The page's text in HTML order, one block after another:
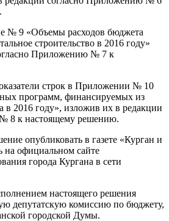
№ 9 «Объемы расходов бюджета
строительство в 2016 году»
Приложению № 7 к
строк в Приложении № 10
программ, финансируемых из
в 2016 году», изложив их в редакции
8 к настоящему решению.
опубликовать в газете «Курган и
на официальном сайте
города Кургана в сети
настоящего решения
депутатскую комиссию по бюджету,
городской Думы.